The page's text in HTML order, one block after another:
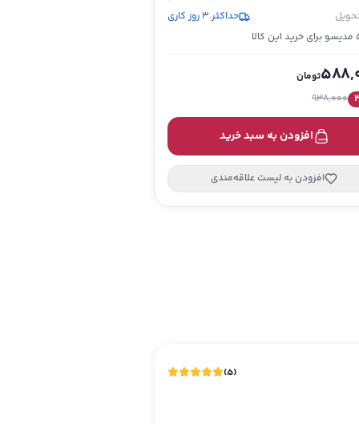
حداکثر 3 روز کاری
تومان
938,000
افزودن به سبد خرید
افزودن به لیست علاقه‌مندی
(
5
)